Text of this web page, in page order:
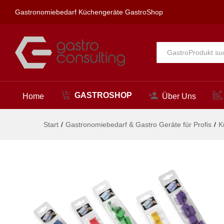
Gastronomiebedarf Küchengeräte GastroShop
Alle
Home GASTROSHOP Über Uns
Start / Gastronomiebedarf & Gastro Geräte für Profis /
Beschreibung